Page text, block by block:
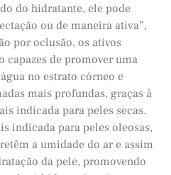
do hidratante, ele pode
ou de maneira ativa”,
por oclusão, os ativos
capazes de promover uma
no estrato córneo e
mais profundas, graças à
indicada para peles secas.
indicada para peles oleosas,
a umidade do ar e assim
da pele, promovendo